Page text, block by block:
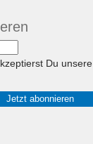
Du unsere